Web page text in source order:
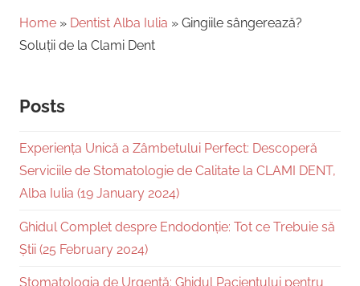
Home » Dentist Alba Iulia » Gingiile sângerează?
Soluții de la Clami Dent
Posts
Experiența Unică a Zâmbetului Perfect: Descoperă
Serviciile de Stomatologie de Calitate la CLAMI DENT,
Alba Iulia (19 January 2024)
Ghidul Complet despre Endodonție: Tot ce Trebuie să
Știi (25 February 2024)
Stomatologia de Urgență: Ghidul Pacientului pentru